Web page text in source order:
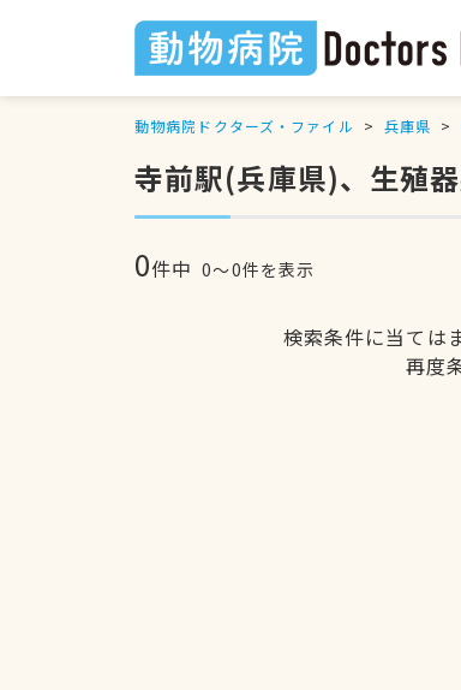
動物病院ドクターズ・ファイル 兵庫県
寺前駅(兵庫県)、生殖
0件中 0〜0件を表示
検索条件に当ては
再度